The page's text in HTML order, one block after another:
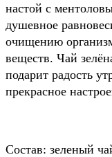
настой с
душевное
очищению
веществ. Чай
подарит радость
прекрасное
Состав: зеленый